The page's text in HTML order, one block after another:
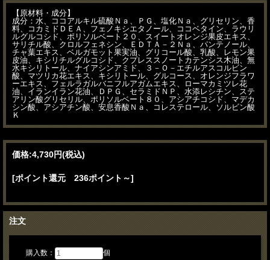
【原材料・成分】
成分：水、ココアルキル硫酸Ｎａ、ＰＧ、塩化Ｎａ、グリセリン、香
料、コカミドＤＥＡ、フェノキシエタノール、ココベタイン、ラウリ
ルグルコシド、ポリソルベート２０、スイートオレンジ果皮エキス、
サリチル酸、クロルフェネシン、ＥＤＴＡ－２Ｎａ、パンテノール、
チャ葉エキス、ベルガモット果実油、グリコール酸、乳酸、レモン果
皮油、キシリチルグルコシド、クプレススノートカテンシス木油、無
水キシリトール、ナイアシンアミド、３－Ｏ－エチルアスコルビン
酸、マツリカ花エキス、キシリトール、グルコース、オレンジフラワ
ーエキス、フェルラガルバニフルアガムエキス、ローマカミツレ花
油、イランイラン花油、ＤＰＧ、セラミドＮＰ、水添レシチン、ステ
アリン酸グリセリル、ポリソルベート８０、アシアチコシド、マデカ
シン酸、アシアチン酸、安息香酸Ｎａ、コレステロール、ソルビン酸
Ｋ
価格:4,730円(税込)
[ポイント還元 236ポイント～]
注文
購入数： 個